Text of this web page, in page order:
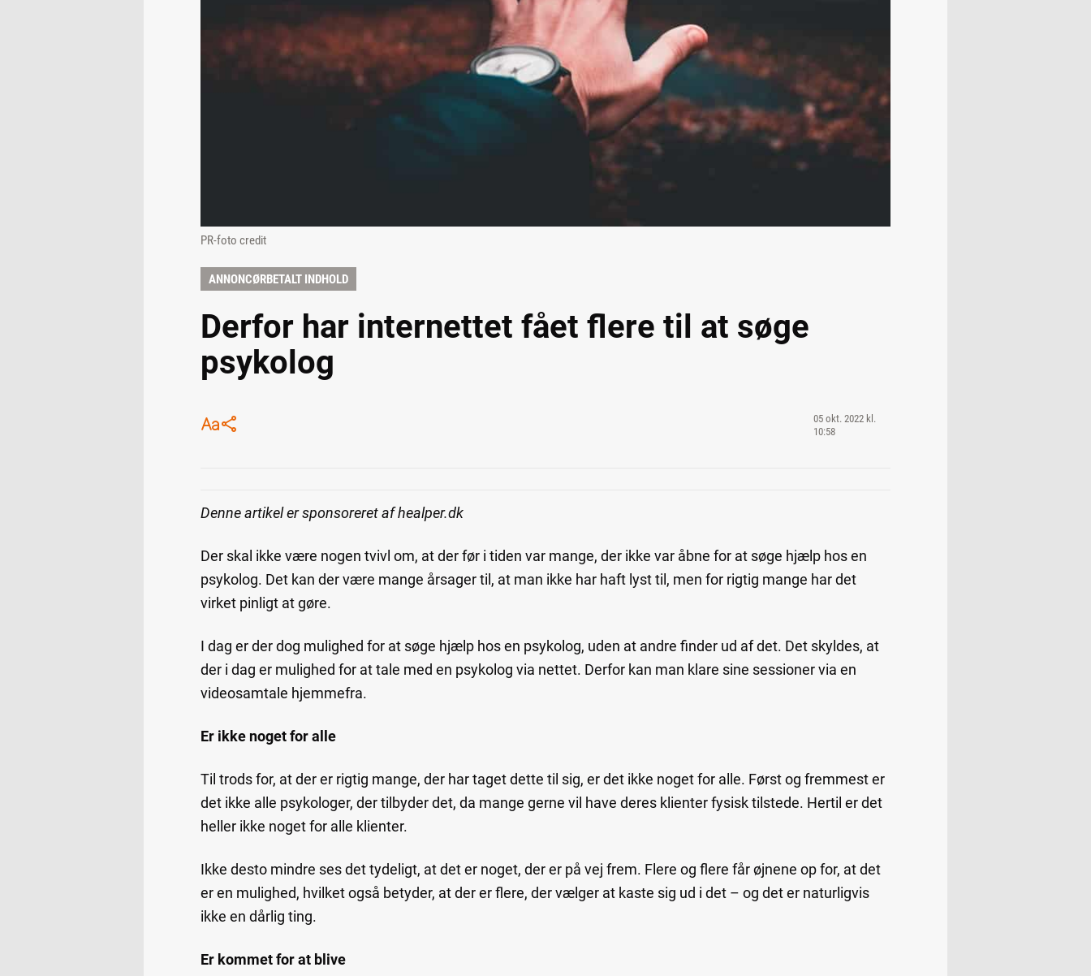
PR-foto credit
ANNONCØRBETALT INDHOLD
Derfor har internettet fået flere til at søge
psykolog
05 okt. 2022 kl.
10:58
Denne artikel er sponsoreret af healper.dk
Der skal ikke være nogen tvivl om, at der før i tiden var mange, der ikke var åbne for at søge hjælp hos en
psykolog. Det kan der være mange årsager til, at man ikke har haft lyst til, men for rigtig mange har det
virket pinligt at gøre.
I dag er der dog mulighed for at søge hjælp hos en psykolog, uden at andre finder ud af det. Det skyldes, at
der i dag er mulighed for at tale med en psykolog via nettet. Derfor kan man klare sine sessioner via en
videosamtale hjemmefra.
Er ikke noget for alle
Til trods for, at der er rigtig mange, der har taget dette til sig, er det ikke noget for alle. Først og fremmest er
det ikke alle psykologer, der tilbyder det, da mange gerne vil have deres klienter fysisk tilstede. Hertil er det
heller ikke noget for alle klienter.
Ikke desto mindre ses det tydeligt, at det er noget, der er på vej frem. Flere og flere får øjnene op for, at det
er en mulighed, hvilket også betyder, at der er flere, der vælger at kaste sig ud i det – og det er naturligvis
ikke en dårlig ting.
Er kommet for at blive